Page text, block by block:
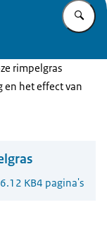
rimpelgras
en het effect van
KB4 pagina's